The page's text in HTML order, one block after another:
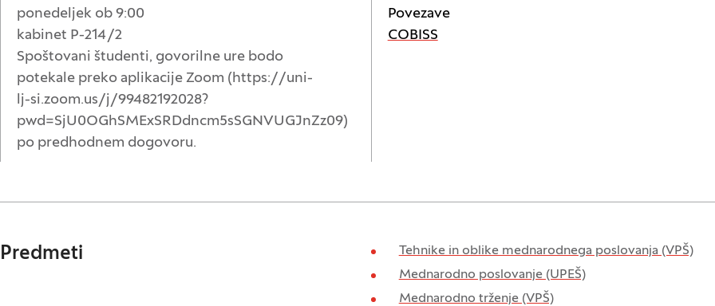
ponedeljek ob 9:00
kabinet P-214/2
Spoštovani študenti, govorilne ure bodo
potekale preko aplikacije Zoom (https://uni-
lj-si.zoom.us/j/99482192028?
pwd=SjU0OGhSMExSRDdncm5sSGNVUGJnZz09)
po predhodnem dogovoru.
Povezave
COBISS(Odpre se v novem oknu)
Predmeti
Tehnike in oblike mednarodnega poslovanja (VPŠ)
Mednarodno poslovanje (UPEŠ)
Mednarodno trženje (VPŠ)